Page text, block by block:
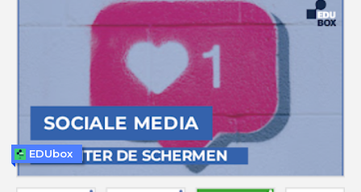
EDUbox